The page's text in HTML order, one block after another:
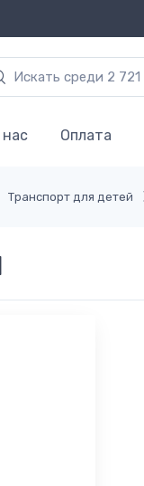
Оплата
Транспорт для детей